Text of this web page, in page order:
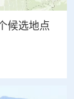
候选地点